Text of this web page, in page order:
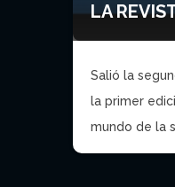
LA
Salió la
la primer
mundo de la